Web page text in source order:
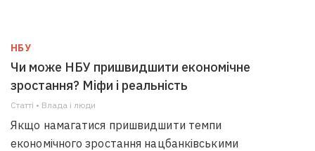
НБУ
Чи може НБУ пришвидшити економічне
зростання? Міфи і реальність
Статті • Влада i люди
Якщо намагатися пришвидшити темпи
економічного зростання нацбанківськими